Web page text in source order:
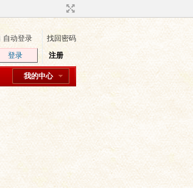
自动登录
找回密码
登录 注册
我的中心